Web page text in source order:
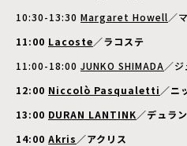
10:30-13:30 Margaret Howell／
11:00 Lacoste／ラコステ
11:00-18:00 JUNKO SHIMADA／
12:00 Niccolò Pasqualetti ／ニ
13:00 DURAN LANTINK／デュラ
14:00 Akris ／アクリス